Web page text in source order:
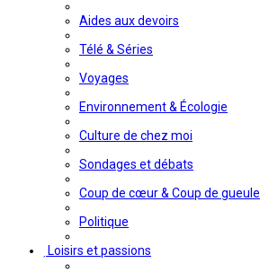
Aides aux devoirs
Télé & Séries
Voyages
Environnement & Écologie
Culture de chez moi
Sondages et débats
Coup de cœur & Coup de gueule
Politique
Loisirs et passions